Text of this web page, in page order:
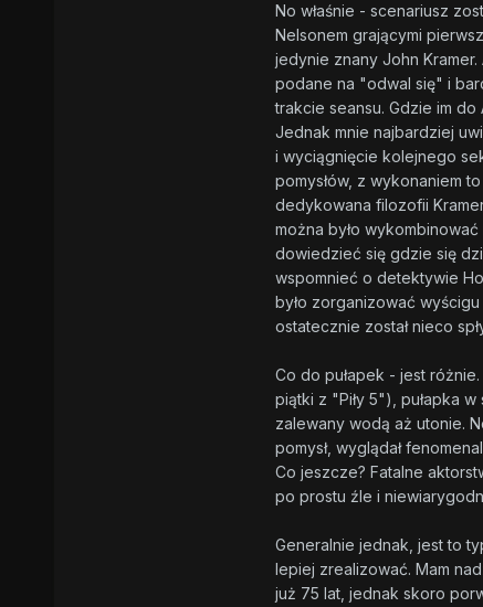
No właśnie - scenariusz
Nelsonem grającymi
jedynie znany John
podane na "odwal się" i
trakcie seansu. Gdzie im
Jednak mnie najbardziej
i wyciągnięcie kolejnego
pomysłów, z wykonaniem
dedykowana filozofii
można było
dowiedzieć się gdzie się
wspomnieć o detektywie
było zorganizować
ostatecznie został nieco
Co do pułapek - jest
piątki z "Piły 5"), pułapka
zalewany wodą aż utonie.
pomysł, wyglądał
Co jeszcze? Fatalne
po prostu źle i
Generalnie jednak, jest to
lepiej zrealizować. Mam
już 75 lat, jednak skoro